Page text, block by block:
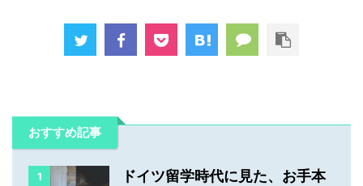
おすすめ記事
1
ドイツ留学時代に見た、お手本